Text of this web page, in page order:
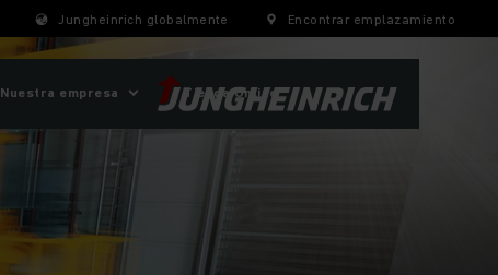
Jungheinrich globalmente Encontrar emplazamiento
Nuestra empresa Tienda Online